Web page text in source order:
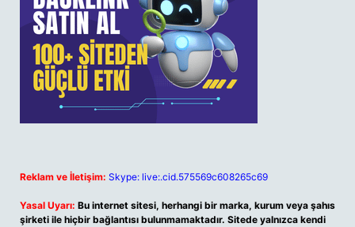
Reklam ve İletişim: Skype: live:.cid.575569c608265c69
Yasal Uyarı: Bu internet sitesi, herhangi bir marka, kurum veya şahıs
şirketi ile hiçbir bağlantısı bulunmamaktadır. Sitede yalnızca kendi